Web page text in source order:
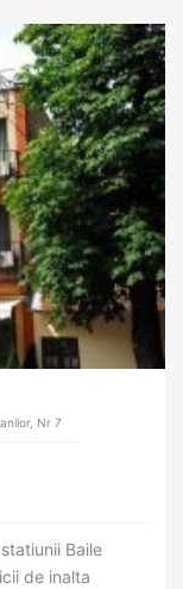
Nr 7
Baile
de inalta